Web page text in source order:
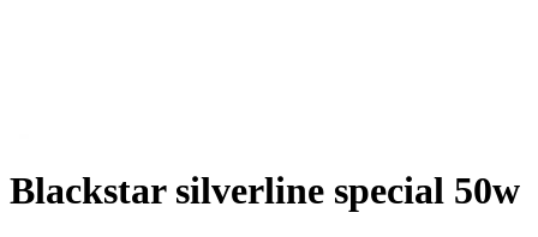
Blackstar silverline special 50w